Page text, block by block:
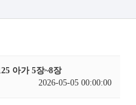
아가 5장~8장
2026-05-05 00:00:00